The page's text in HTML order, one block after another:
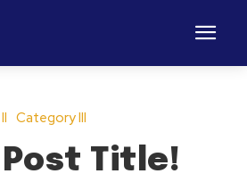
Category III
Title!